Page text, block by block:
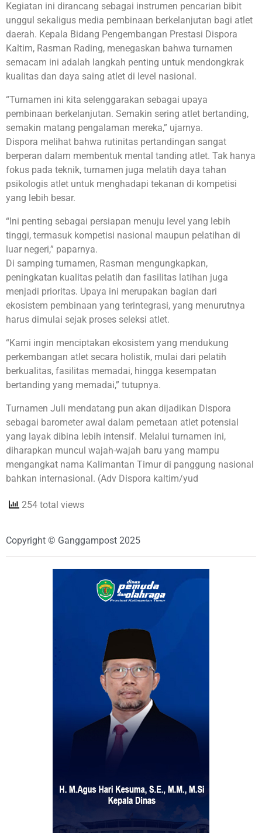
Kegiatan ini dirancang sebagai instrumen pencarian bibit
unggul sekaligus media pembinaan berkelanjutan bagi atlet
daerah. Kepala Bidang Pengembangan Prestasi Dispora
Kaltim, Rasman Rading, menegaskan bahwa turnamen
semacam ini adalah langkah penting untuk mendongkrak
kualitas dan daya saing atlet di level nasional.
“Turnamen ini kita selenggarakan sebagai upaya
pembinaan berkelanjutan. Semakin sering atlet bertanding,
semakin matang pengalaman mereka,” ujarnya.
Dispora melihat bahwa rutinitas pertandingan sangat
berperan dalam membentuk mental tanding atlet. Tak hanya
fokus pada teknik, turnamen juga melatih daya tahan
psikologis atlet untuk menghadapi tekanan di kompetisi
yang lebih besar.
“Ini penting sebagai persiapan menuju level yang lebih
tinggi, termasuk kompetisi nasional maupun pelatihan di
luar negeri,” paparnya.
Di samping turnamen, Rasman mengungkapkan,
peningkatan kualitas pelatih dan fasilitas latihan juga
menjadi prioritas. Upaya ini merupakan bagian dari
ekosistem pembinaan yang terintegrasi, yang menurutnya
harus dimulai sejak proses seleksi atlet.
“Kami ingin menciptakan ekosistem yang mendukung
perkembangan atlet secara holistik, mulai dari pelatih
berkualitas, fasilitas memadai, hingga kesempatan
bertanding yang memadai,” tutupnya.
Turnamen Juli mendatang pun akan dijadikan Dispora
sebagai barometer awal dalam pemetaan atlet potensial
yang layak dibina lebih intensif. Melalui turnamen ini,
diharapkan muncul wajah-wajah baru yang mampu
mengangkat nama Kalimantan Timur di panggung nasional
bahkan internasional. (Adv Dispora kaltim/yud
254 total views
Copyright © Ganggampost 2025